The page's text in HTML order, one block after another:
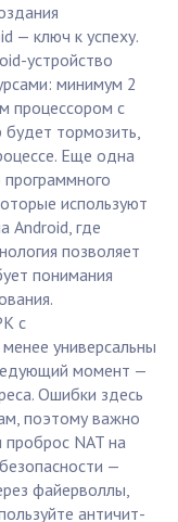
— ключ к успеху.
устройство
минимум 2
процессором с
будет тормозить,
Еще одна
используют
Android, где
позволяет
понимания
с
универсальны
момент —
Ошибки здесь
поэтому важно
NAT на
—
файерволлы,
античит-